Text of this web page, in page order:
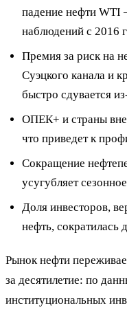
падение нефти WTI
наблюдений с 2016
Премия за риск на
Суэцкого канала и
быстро сдувается
ОПЕК+ и страны вне
что приведет к
Сокращение
усугубляет
Доля инвесторов,
нефть, сократилась
Рынок нефти
за десятилетие: по
институциональных